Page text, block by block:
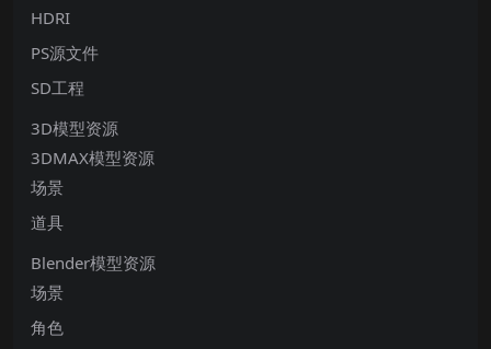
HDRI
PS源文件
SD工程
3D模型资源
3DMAX模型资源
场景
道具
Blender模型资源
场景
角色